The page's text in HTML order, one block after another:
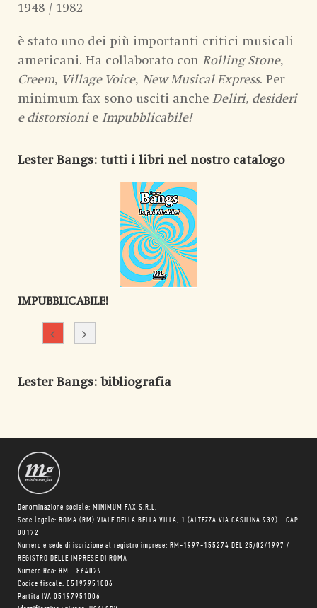
1948 / 1982
è stato uno dei più importanti critici musicali
americani. Ha collaborato con Rolling Stone,
Creem, Village Voice, New Musical Express. Per
minimum fax sono usciti anche Deliri, desideri
e distorsionie Impubblicabile!
Lester Bangs: tutti i libri nel nostro catalogo
IMPUBBLICABILE!
Lester Bangs: bibliografia
Denominazione sociale: MINIMUM FAX S.R.L.
Sede legale: ROMA (RM) VIALE DELLA BELLA VILLA, 1 (ALTEZZA VIA CASILINA 939) - CAP
00172
Numero e sede di iscrizione al registro imprese: RM-1997-155274 DEL 25/02/1997 /
REGISTRO DELLE IMPRESE DI ROMA
Numero Rea: RM - 864029
Codice fiscale: 05197951006
Partita IVA 05197951006